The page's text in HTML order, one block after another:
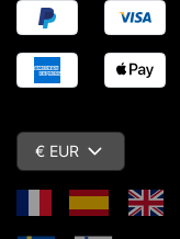
€ EUR